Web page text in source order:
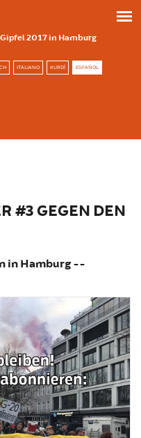
2017 in Hamburg
ITALIANO KURDÎ ESPAÑOL
#3 GEGEN DEN
in Hamburg --